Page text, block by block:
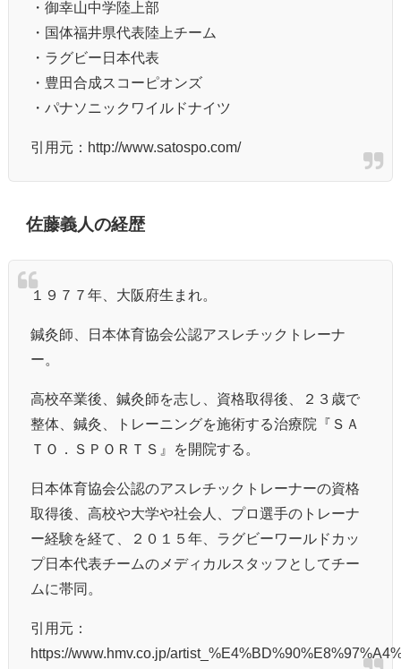
・御幸山中学陸上部
・国体福井県代表陸上チーム
・ラグビー日本代表
・豊田合成スコーピオンズ
・パナソニックワイルドナイツ
引用元：http://www.satospo.com/
佐藤義人の経歴
１９７７年、大阪府生まれ。
鍼灸師、日本体育協会公認アスレチックトレーナ
ー。
高校卒業後、鍼灸師を志し、資格取得後、２３歳で
整体、鍼灸、トレーニングを施術する治療院『ＳＡ
ＴＯ．ＳＰＯＲＴＳ』を開院する。
日本体育協会公認のアスレチックトレーナーの資格
取得後、高校や大学や社会人、プロ選手のトレーナ
ー経験を経て、２０１５年、ラグビーワールドカッ
プ日本代表チームのメディカルスタッフとしてチー
ムに帯同。
引用元：
https://www.hmv.co.jp/